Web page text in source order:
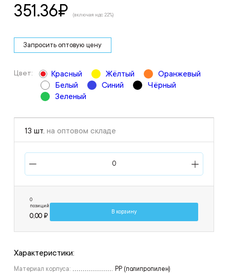
351.36₽ (включая ндс 22%)
Запросить оптовую цену
Цвет: Красный Жёлтый
Оранжевый
Белый
Синий
Чёрный
Зеленый
13 шт. на оптовом складе
0
позиций
0,00 ₽
В корзину
Характеристики:
Материал корпуса:
PP (полипропилен)